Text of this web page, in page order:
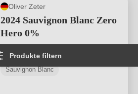
Produkte filtern
Oliver Zeter
2024 Sauvignon Blanc Zero
Hero 0%
Pfalz
Sauvignon Blanc